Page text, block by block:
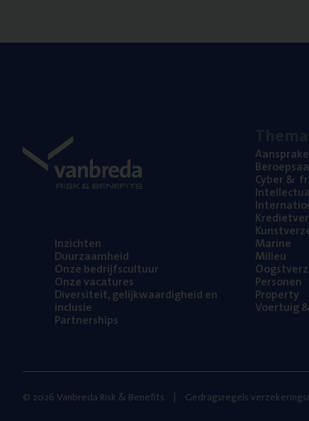
Inzich­ten
Duur­zaam­heid
Onze bedrijfs­cul­tuur
Onze vaca­tu­res
Diver­si­teit, gelijk­waar­dig­heid en
inclusie
Part­ner­ships
Cyber&
Mari­ne
Mili­eu
Per­so­nen
Pro­per­ty
Voer­tuig&
© 2026 Vanbreda Risk & Benefits Gedragsregels